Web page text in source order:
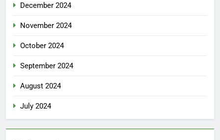
December 2024
November 2024
October 2024
September 2024
August 2024
July 2024